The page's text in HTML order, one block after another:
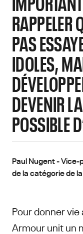
RAPPELER
PAS
IDOLES,
DEVENIR
POSSIBLE
Paul Nugent -
de la catégorie de
Pour donner
Armour unit un